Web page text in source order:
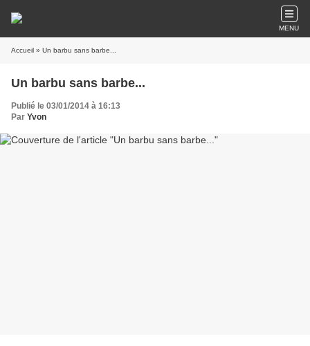
MENU
Accueil » Un barbu sans barbe...
Un barbu sans barbe...
Publié le 03/01/2014 à 16:13
Par Yvon